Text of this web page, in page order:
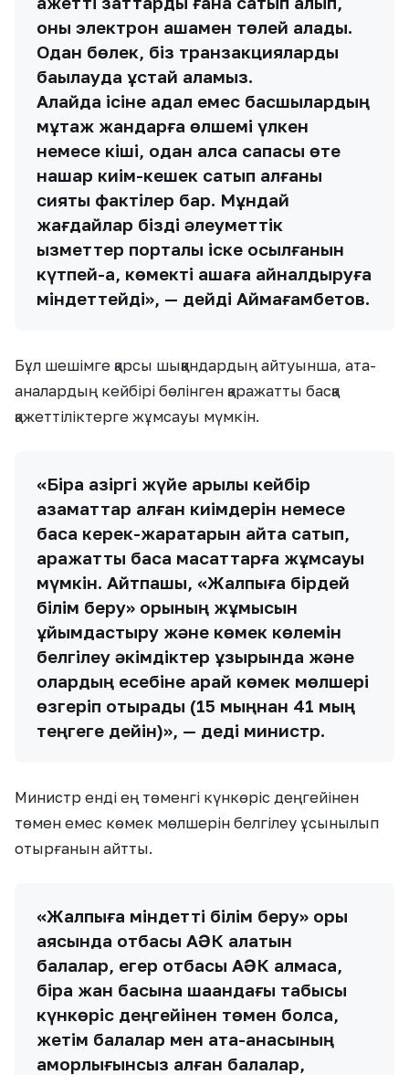
оны электрон ақшамен төлей алады.
Одан бөлек, біз транзакцияларды
бақылауда ұстай аламыз.
Алайда ісіне адал емес басшылардың
мұқтаж жандарға өлшемі үлкен
немесе кіші, одан қалса сапасы өте
нашар киім-кешек сатып алғаны
сияқты фактілер бар. Мұндай
жағдайлар бізді әлеуметтік
қызметтер порталы іске қосылғанын
күтпей-ақ, көмекті ақшаға айналдыруға
міндеттейді», — дейді Аймағамбетов.
Бұл шешімге қарсы шыққандардың айтуынша, ата-
аналардың кейбірі бөлінген қаражатты басқа
қажеттіліктерге жұмсауы мүмкін.
«Бірақ қазіргі жүйе арқылы кейбір
азаматтар алған киімдерін немесе
басқа керек-жарақтарын қайта сатып,
қаражатты басқа мақсаттарға жұмсауы
мүмкін. Айтпақшы, «Жалпыға бірдей
білім беру» қорының жұмысын
ұйымдастыру және көмек көлемін
белгілеу әкімдіктер құзырында және
олардың есебіне қарай көмек мөлшері
өзгеріп отырады (15 мыңнан 41 мың
теңгеге дейін)», — деді министр.
Министр енді ең төменгі күнкөріс деңгейінен
төмен емес көмек мөлшерін белгілеу ұсынылып
отырғанын айтты.
«Жалпыға міндетті білім беру» қоры
аясында отбасы АӘК алатын
балалар, егер отбасы АӘК алмаса,
бірақ жан басына шаққандағы табысы
күнкөріс деңгейінен төмен болса,
жетім балалар мен ата-анасының
қамқорлығынсыз қалған балалар,